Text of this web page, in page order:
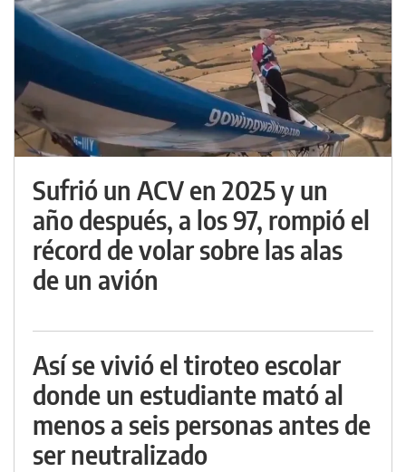
Sufrió un ACV en 2025 y un
año después, a los 97, rompió el
récord de volar sobre las alas
de un avión
Así se vivió el tiroteo escolar
donde un estudiante mató al
menos a seis personas antes de
ser neutralizado